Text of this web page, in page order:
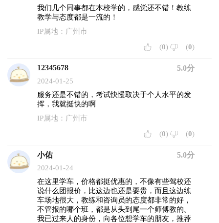
我们几个同事都在本校学的，感觉还不错！教练
教学与态度都是一流的！
IP属地：广州市
(0) (0)
12345678 5.0分
2024-01-25
服务还是不错的，考试快慢取决于个人水平的发
挥，我就挺快的啊
IP属地：广州市
(0) (0)
小佑 5.0分
2024-01-24
在这里学车，价格都挺优惠的，不像有些驾校还
说什么团报价，比这边也还是要贵，而且这边练
车场地很大，教练和咨询员的态度都非常的好，
不管报的哪个班，都是从头到尾一个师傅教的。
我已过来人的身份，向各位想学车的朋友，推荐